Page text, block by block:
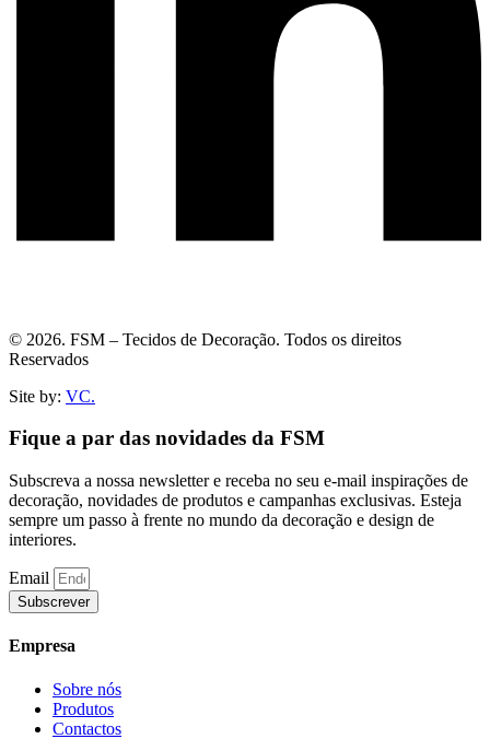
© 2026. FSM – Tecidos de Decoração. Todos os direitos
Reservados
Site by: VC.
Fique a par das novidades da FSM
Subscreva a nossa newsletter e receba no seu e-mail inspirações de
decoração, novidades de produtos e campanhas exclusivas. Esteja
sempre um passo à frente no mundo da decoração e design de
interiores.
Email
Subscrever
Empresa
Sobre nós
Produtos
Contactos